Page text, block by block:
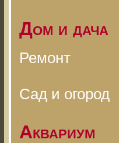
Дом и дача
Ремонт
Сад и огород
Аквариум